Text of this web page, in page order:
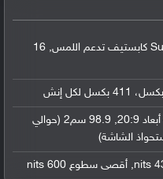
Super AMOLED كابستيف تدعم اللمس, 16
6.4 إنش, نسبة أبعاد 20:9, 98.9 سم2 (حوالي